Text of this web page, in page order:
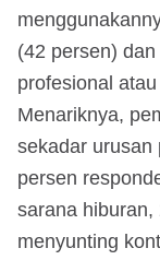
(42 persen)
profesional
Menariknya,
sekadar urusan
persen
sarana hiburan,
menyunting